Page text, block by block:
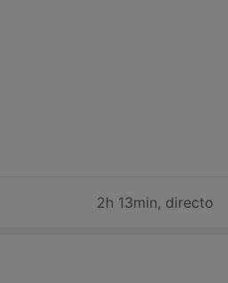
2h 13min, directo